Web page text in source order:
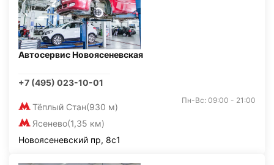
Автосервис Новоясеневская
+7 (495) 023-10-01
Тёплый Стан(930 м)
Ясенево(1,35 км)
Пн-Вс: 09:00 - 21:00
Новоясеневский пр, 8с1